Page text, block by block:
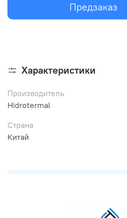
Предзаказ
Характеристики
Производитель
Hidrotermal
Страна
Китай